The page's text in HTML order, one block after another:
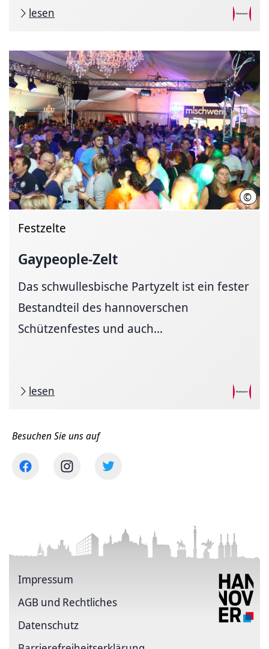
lesen
©
Festzelte
Gaypeople-Zelt
Das schwullesbische Partyzelt ist ein fester
Bestandteil des hannoverschen
Schützenfestes und auch...
lesen
Besuchen Sie uns auf
Impressum
AGB und Rechtliches
Datenschutz